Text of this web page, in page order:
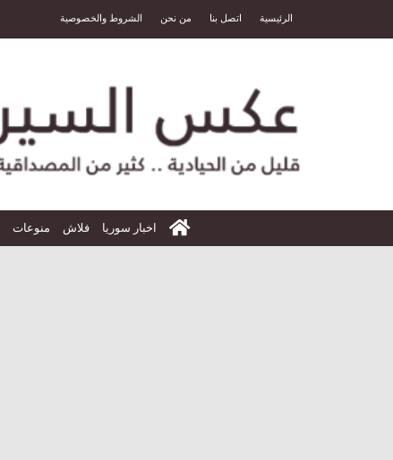
الرئيسية اتصل بنا من نحن الشروط والخصوصية
الرئيسية
اخبار سوريا فلاش منوعات